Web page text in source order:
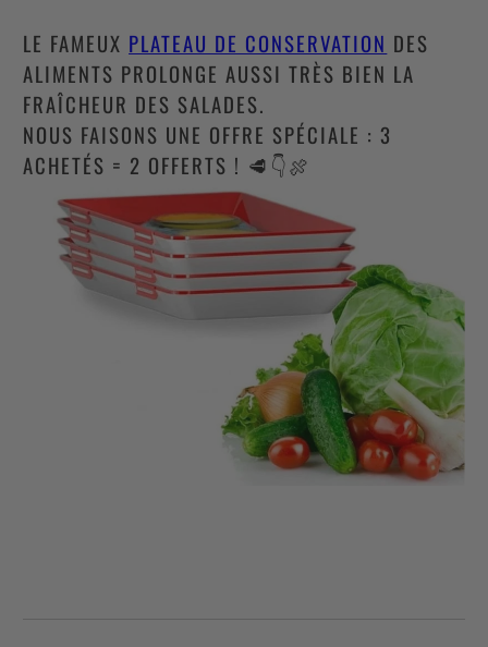
LE FAMEUX PLATEAU DE CONSERVATION DES
ALIMENTS PROLONGE AUSSI TRÈS BIEN LA
FRAÎCHEUR DES SALADES.
NOUS FAISONS UNE OFFRE SPÉCIALE : 3
ACHETÉS = 2 OFFERTS ! 🥩 👇🍖